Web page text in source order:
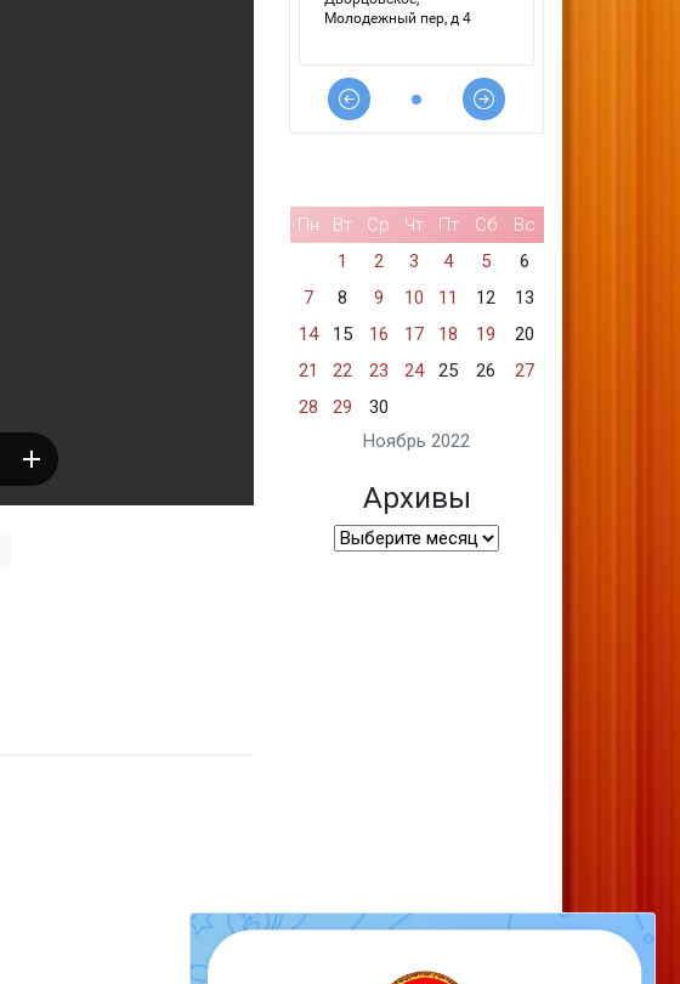
Ноябрь 2022
Пн Вт Ср Чт Пт Сб
Вс
1
2 3 4 5
6
7
8 9 10 11 12
13
14
15 16 17 18 19
20
21
22 23 24 25 26
27
28
29 30
Архивы
Архивы